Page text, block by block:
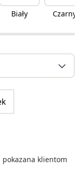
Biały Czarny
pokazana klientom